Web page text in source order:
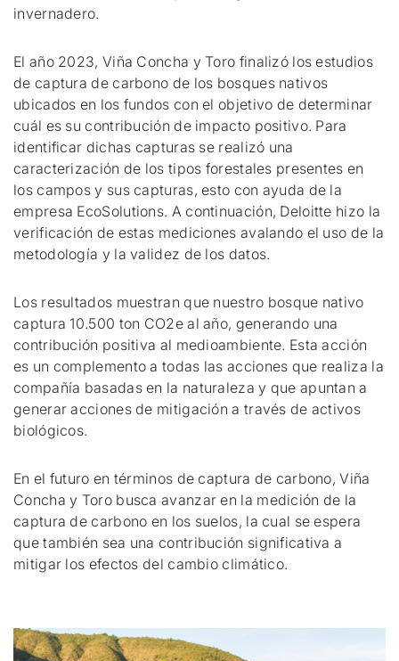
invernadero.
El año 2023, Viña Concha y Toro finalizó los estudios
de captura de carbono de los bosques nativos
ubicados en los fundos con el objetivo de determinar
cuál es su contribución de impacto positivo. Para
identificar dichas capturas se realizó una
caracterización de los tipos forestales presentes en
los campos y sus capturas, esto con ayuda de la
empresa EcoSolutions. A continuación, Deloitte hizo la
verificación de estas mediciones avalando el uso de la
metodología y la validez de los datos.
Los resultados muestran que nuestro bosque nativo
captura 10.500 ton CO2e al año, generando una
contribución positiva al medioambiente. Esta acción
es un complemento a todas las acciones que realiza la
compañía basadas en la naturaleza y que apuntan a
generar acciones de mitigación a través de activos
biológicos.
En el futuro en términos de captura de carbono, Viña
Concha y Toro busca avanzar en la medición de la
captura de carbono en los suelos, la cual se espera
que también sea una contribución significativa a
mitigar los efectos del cambio climático.